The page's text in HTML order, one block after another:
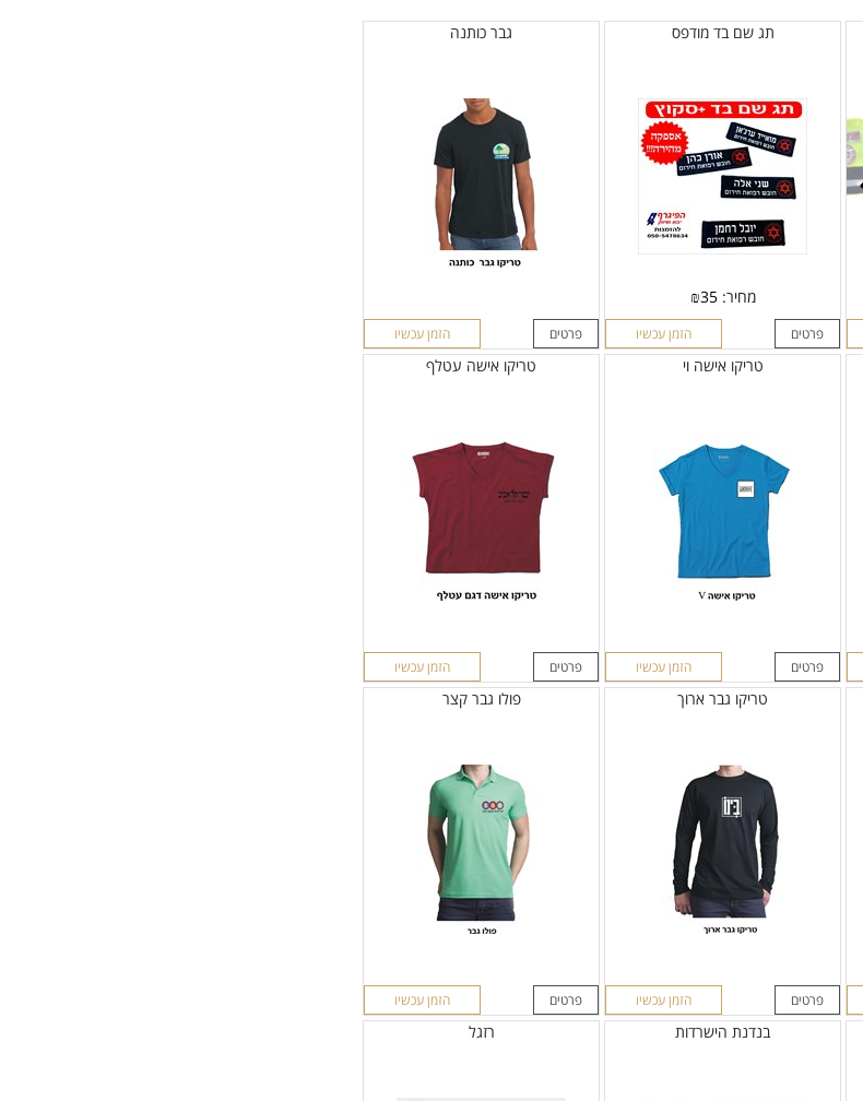
תג שם בד מודפס
מחיר: ₪35
פרטים הזמן עכשיו
גבר כותנה
פרטים הזמן עכשיו
טריקו אישה וי
פרטים הזמן עכשיו
טריקו אישה עטלף
פרטים הזמן עכשיו
טריקו גבר ארוך
פרטים הזמן עכשיו
פולו גבר קצר
פרטים הזמן עכשיו
בנדנת הישרדות רזגל